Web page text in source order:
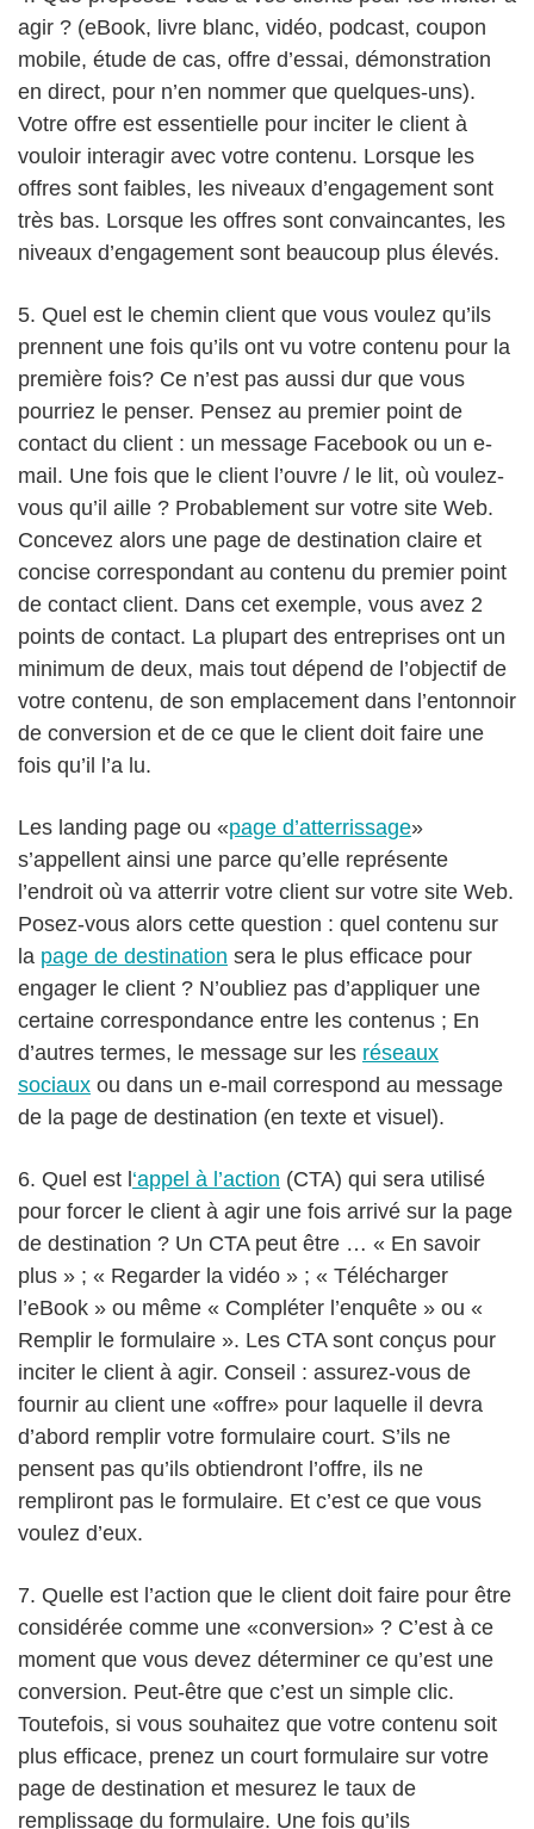
agir ? (eBook, livre blanc, vidéo, podcast, coupon
mobile, étude de cas, offre d’essai, démonstration
en direct, pour n’en nommer que quelques-uns).
Votre offre est essentielle pour inciter le client à
vouloir interagir avec votre contenu. Lorsque les
offres sont faibles, les niveaux d’engagement sont
très bas. Lorsque les offres sont convaincantes, les
niveaux d’engagement sont beaucoup plus élevés.
5. Quel est le chemin client que vous voulez qu’ils
prennent une fois qu’ils ont vu votre contenu pour la
première fois? Ce n’est pas aussi dur que vous
pourriez le penser. Pensez au premier point de
contact du client : un message Facebook ou un e-
mail. Une fois que le client l’ouvre / le lit, où voulez-
vous qu’il aille ? Probablement sur votre site Web.
Concevez alors une page de destination claire et
concise correspondant au contenu du premier point
de contact client. Dans cet exemple, vous avez 2
points de contact. La plupart des entreprises ont un
minimum de deux, mais tout dépend de l’objectif de
votre contenu, de son emplacement dans l’entonnoir
de conversion et de ce que le client doit faire une
fois qu’il l’a lu.
Les landing page ou «page d’atterrissage»
s’appellent ainsi une parce qu’elle représente
l’endroit où va atterrir votre client sur votre site Web.
Posez-vous alors cette question : quel contenu sur
la page de destination sera le plus efficace pour
engager le client ? N’oubliez pas d’appliquer une
certaine correspondance entre les contenus ; En
d’autres termes, le message sur les réseaux
sociaux ou dans un e-mail correspond au message
de la page de destination (en texte et visuel).
6. Quel est l‘appel à l’action (CTA) qui sera utilisé
pour forcer le client à agir une fois arrivé sur la page
de destination ? Un CTA peut être … « En savoir
plus » ; « Regarder la vidéo » ; « Télécharger
l’eBook » ou même « Compléter l’enquête » ou «
Remplir le formulaire ». Les CTA sont conçus pour
inciter le client à agir. Conseil : assurez-vous de
fournir au client une «offre» pour laquelle il devra
d’abord remplir votre formulaire court. S’ils ne
pensent pas qu’ils obtiendront l’offre, ils ne
rempliront pas le formulaire. Et c’est ce que vous
voulez d’eux.
7. Quelle est l’action que le client doit faire pour être
considérée comme une «conversion» ? C’est à ce
moment que vous devez déterminer ce qu’est une
conversion. Peut-être que c’est un simple clic.
Toutefois, si vous souhaitez que votre contenu soit
plus efficace, prenez un court formulaire sur votre
page de destination et mesurez le taux de
remplissage du formulaire. Une fois qu’ils